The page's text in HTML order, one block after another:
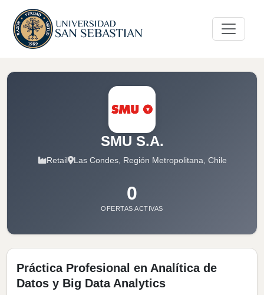
SMU S.A.
Retail Las Condes, Región Metropolitana, Chile
0
OFERTAS ACTIVAS
Práctica Profesional en Analítica de
Datos y Big Data Analytics